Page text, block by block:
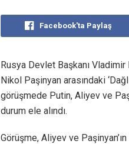
Facebook'ta Paylaş
Rusya Devlet Başkanı
Nikol Paşinyan arasındaki
görüşmede Putin, Aliyev ve
durum ele alındı.
Görüşme, Aliyev ve